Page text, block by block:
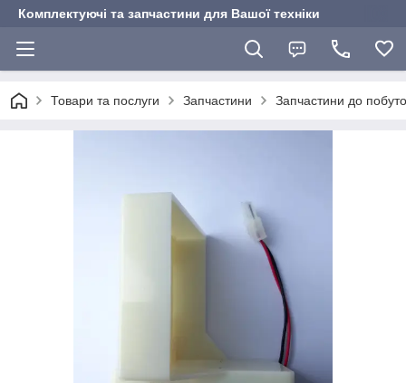
Комплектуючі та запчастини для Вашої техніки
Товари та послуги Запчастини Запчастини до